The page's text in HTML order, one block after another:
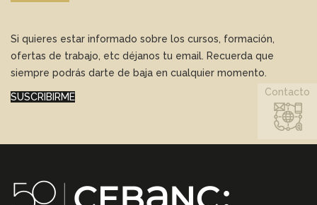
Si quieres estar informado sobre los cursos, formación,
ofertas de trabajo, etc déjanos tu email. Recuerda que
siempre podrás darte de baja en cualquier momento.
SUSCRIBIRME Contacto